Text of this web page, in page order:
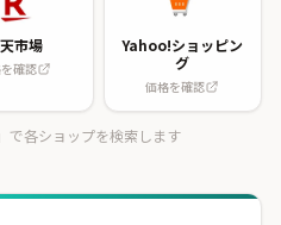
市場
確認
Yahoo!ショッピン
グ
価格を確認
で各ショップを検索します